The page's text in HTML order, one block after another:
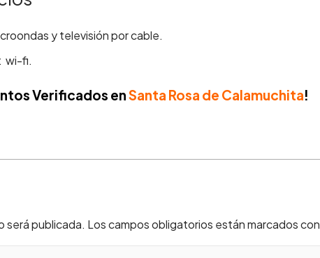
y televisión por cable.
wi-fi.
Verificados enSanta Rosa de Calamuchita!
será publicada. Los campos obligatorios están marcados con